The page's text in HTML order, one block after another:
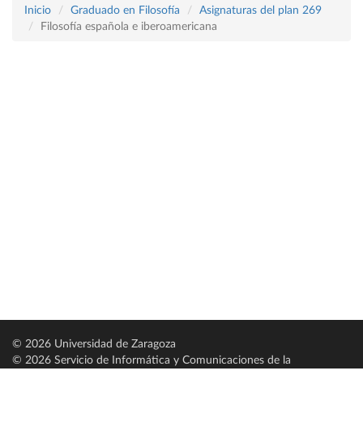
Inicio Graduado en Filosofía
Asignaturas del plan 269
Filosofía española e iberoamericana
© 2026 Universidad de Zaragoza
© 2026 Servicio de Informática y Comunicaciones de la